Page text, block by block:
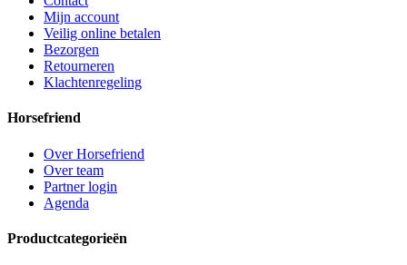
Mijn account
Veilig online betalen
Bezorgen
Retourneren
Klachtenregeling
Horsefriend
Over Horsefriend
Over team
Partner login
Agenda
Productcategorieën